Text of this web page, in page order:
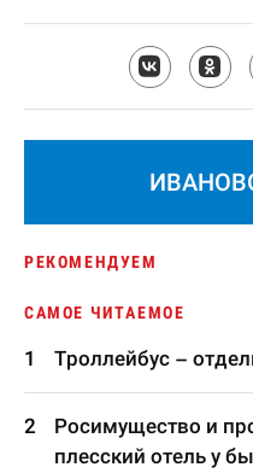
РЕКОМЕНДУЕМ
САМОЕ ЧИТАЕМОЕ
Троллейбус –
Росимущество и
плесский отель у